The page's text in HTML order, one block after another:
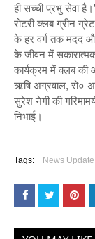
ही सच्ची प्रभु सेवा
रोटरी क्लब ग्रीन
के हर वर्ग तक मदद
के जीवन में
कार्यक्रम में क्लब की
ऋषि अग्रवाल, रो०
सुरेश नेगी की
निभाई।
Tags: News Update